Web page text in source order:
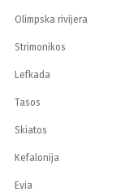
Olimpska rivijera
Strimonikos
Lefkada
Tasos
Skiatos
Kefalonija
Evia